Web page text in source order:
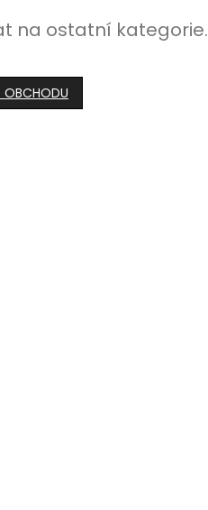
na ostatní kategorie.
OBCHODU